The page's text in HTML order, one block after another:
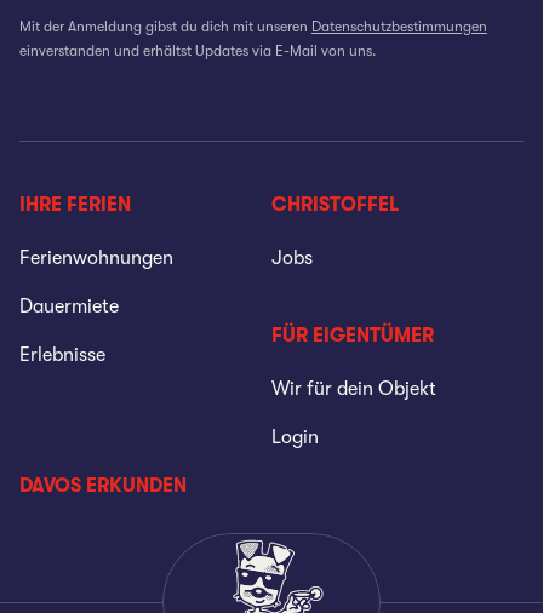
Mit der Anmeldung gibst du dich mit unseren Datenschutzbestimmungen
einverstanden und erhältst Updates via E-Mail von uns.
IHRE FERIEN
Ferienwohnungen
Dauermiete
Erlebnisse
CHRISTOFFEL
Jobs
FÜR EIGENTÜMER
Wir für dein Objekt
Login
DAVOS ERKUNDEN